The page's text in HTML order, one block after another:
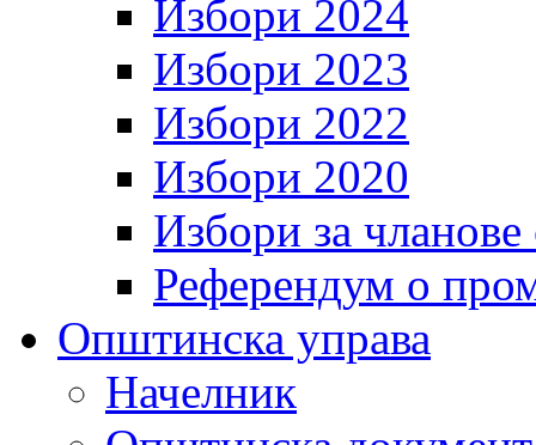
Избори 2024
Избори 2023
Избори 2022
Избори 2020
Избори за
Референдум о
Општинска управа
Начелник